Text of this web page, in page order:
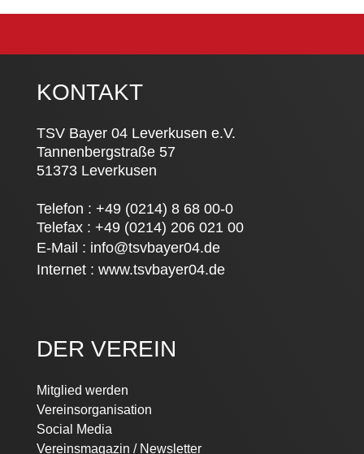
KONTAKT
TSV Bayer 04 Leverkusen e.V.
Tannenbergstraße 57
51373 Leverkusen
Telefon : +49 (0214) 8 68 00-0
Telefax : +49 (0214) 206 021 00
E-Mail : info@tsvbayer04.de
Internet : www.tsvbayer04.de
DER VEREIN
Navigation
überspringen
Mitglied werden
Vereinsorganisation
Social Media
Vereinsmagazin / Newsletter